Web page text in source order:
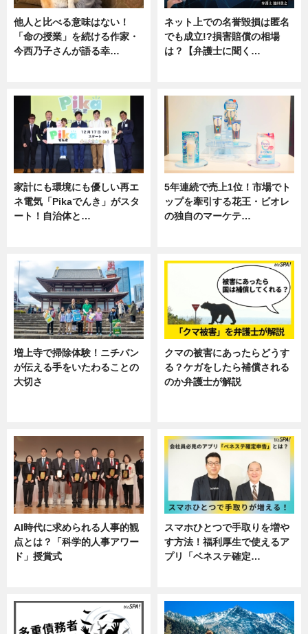
他人と比べる意味はない！
「命の授業」を続ける作家・
今西乃子さんが語る幸…
ネット上での名誉毀損は匿名
でも成立!?損害賠償の相場
は？【弁護士に聞く…
家計にも環境にも優しい再エ
ネ電気「Pikaでんき」がスタ
ート！自治体と…
5年連続で売上1位！市場でト
ップを牽引する花王・ビオレ
の独自のマーケテ…
増上寺で掃除体験！ニチバン
が伝える手をいたわることの
大切さ
クマの被害にあったらどうす
る？ケガをしたら補償される
のか弁護士が解説
AI時代に求められる人事的観
点とは？「科学的人事アワー
ド」授賞式
スマホひとつで手取りを増や
す方法！福利厚生で使えるア
プリ「ベネステ確定…